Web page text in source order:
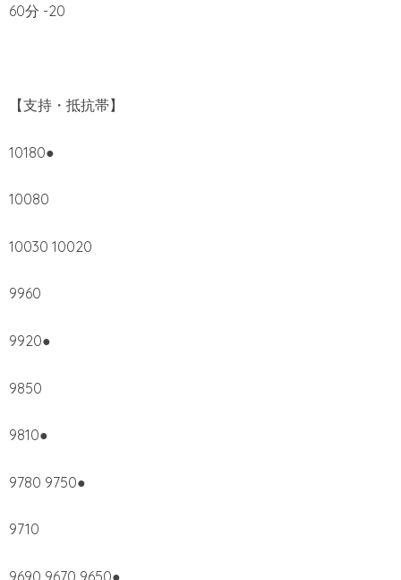
60分 -20
【支持・抵抗帯】
10180●
10080
10030 10020
9960
9920●
9850
9810●
9780 9750●
9710
9690 9670 9650●